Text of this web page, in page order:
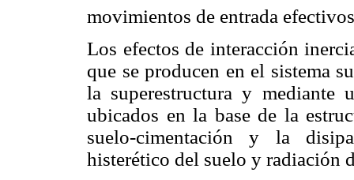
movimientos de entrada
Los efectos de interacción
que se producen en el sistema
la superestructura y mediante
ubicados en la base de la
suelo-cimentación y la
histerético del suelo y radiación